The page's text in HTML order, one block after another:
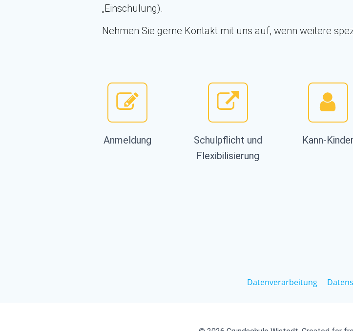
„Einschulung).
Nehmen Sie gerne Kontakt mit uns auf, wenn weitere
Anmeldung
Schulpflicht und
Flexibilisierung
Kann-Kinder
Datenverarbeitung